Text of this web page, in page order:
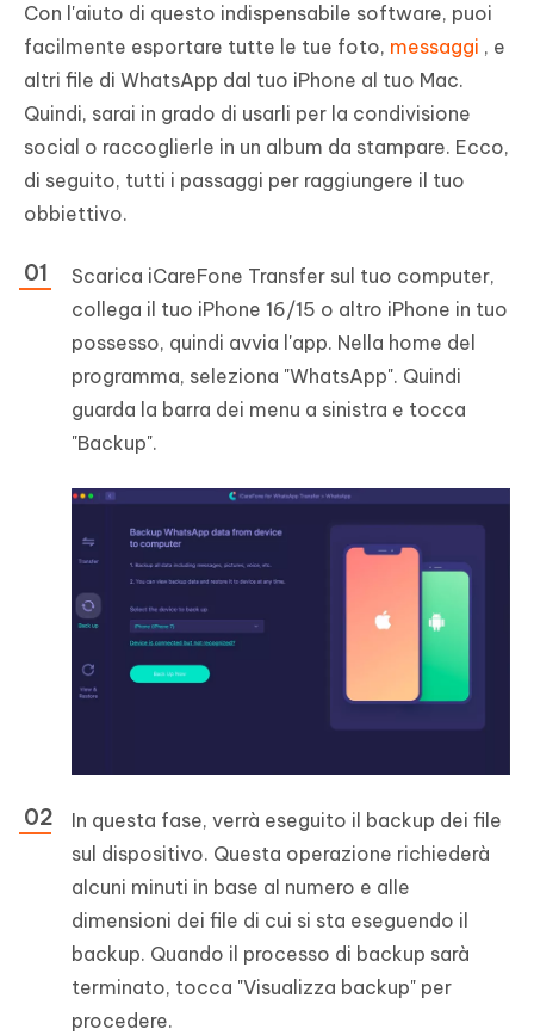
Con l'aiuto di questo indispensabile software, puoi
facilmente esportare tutte le tue foto, messaggi , e
altri file di WhatsApp dal tuo iPhone al tuo Mac.
Quindi, sarai in grado di usarli per la condivisione
social o raccoglierle in un album da stampare. Ecco,
di seguito, tutti i passaggi per raggiungere il tuo
obbiettivo.
Scarica iCareFone Transfer sul tuo computer,
collega il tuo iPhone 16/15 o altro iPhone in tuo
possesso, quindi avvia l'app. Nella home del
programma, seleziona "WhatsApp". Quindi
guarda la barra dei menu a sinistra e tocca
"Backup".
In questa fase, verrà eseguito il backup dei file
sul dispositivo. Questa operazione richiederà
alcuni minuti in base al numero e alle
dimensioni dei file di cui si sta eseguendo il
backup. Quando il processo di backup sarà
terminato, tocca "Visualizza backup" per
procedere.